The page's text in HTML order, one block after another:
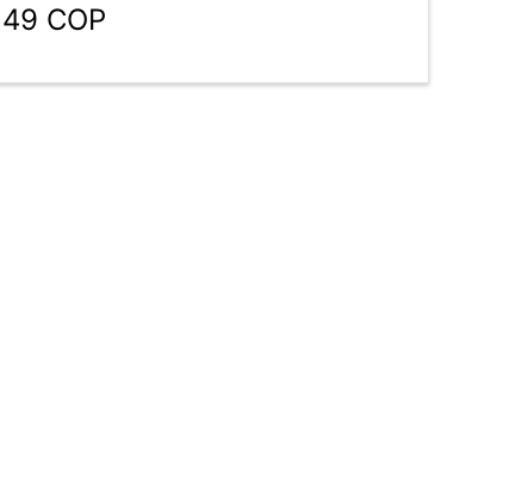
COP